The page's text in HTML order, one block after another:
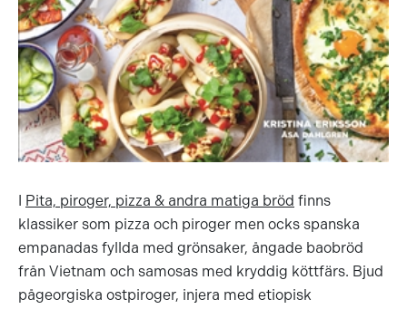
I Pita, piroger, pizza & andra matiga bröd finns
klassiker som pizza och piroger men ocks spanska
empanadas fyllda med grönsaker, ångade baobröd
från Vietnam och samosas med kryddig köttfärs. Bjud
pågeorgiska ostpiroger, injera med etiopisk